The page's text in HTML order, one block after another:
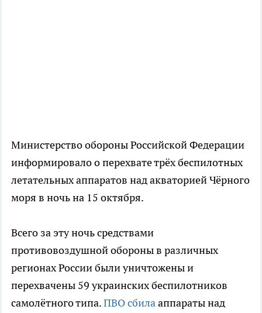
Министерство обороны Российской Федерации
информировало о перехвате трёх беспилотных
летательных аппаратов над акваторией Чёрного
моря в ночь на 15 октября.
Всего за эту ночь средствами
противовоздушной обороны в различных
регионах России были уничтожены и
перехвачены 59 украинских беспилотников
самолётного типа.ПВО сбилааппараты над